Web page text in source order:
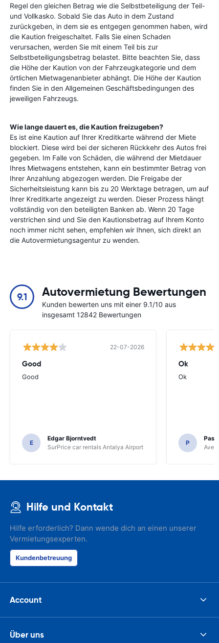
Regel den gleichen Betrag wie die Selbstbeteiligung der Teil-
und Vollkasko. Sobald Sie das Auto in dem Zustand
zurückgeben, in dem sie es entgegen genommen haben, wird
die Kaution freigeschaltet. Falls Sie einen Schaden
verursachen, werden Sie mit einem Teil bis zur
Selbstbeteiligungsbetrag belastet. Bitte beachten Sie, dass
die Höhe der Kaution von der Fahrzeugkategorie und dem
örtlichen Mietwagenanbieter abhängt. Die Höhe der Kaution
finden Sie in den Allgemeinen Geschäftsbedingungen des
jeweiligen Fahrzeugs.
Wie lange dauert es, die Kaution freizugeben?
Es ist eine Kaution auf Ihrer Kreditkarte während der Miete
blockiert. Diese wird bei der sicheren Rückkehr des Autos frei
gegeben. Im Falle von Schäden, die während der Mietdauer
Ihres Mietwagens entstehen, kann ein bestimmter Betrag von
Ihrer Anzahlung abgezogen werden. Die Freigabe der
Sicherheitsleistung kann bis zu 20 Werktage betragen, um auf
Ihrer Kreditkarte angezeigt zu werden. Dieser Prozess hängt
vollständig von den beteiligten Banken ab. Wenn 20 Tage
verstrichen sind und Sie den Kautionsbetrag auf Ihrem Konto
noch immer nicht sehen, empfehlen wir Ihnen, sich direkt an
die Autovermietungsagentur zu wenden.
9.1 Autovermietung Bewertungen
Kunden bewerten uns mit einer 9.1/10 aus
insgesamt 12842 Bewertungen
22-07-2026
Good
Good
E
Edgar Bjorntvedt
SurPrice car rentals Antalya Airport
Ok
Ok
P
Avec
Hilfe und Kontakt
Hilfe erforderlich? Dann wende dich an einen unserer
Vermietungsexperten.
Kundenbetreuung
Account
Über uns